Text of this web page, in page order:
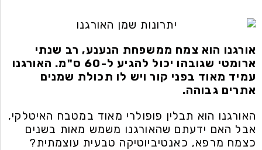
אורגנו הוא צמח ממשפחת הנענע, רב שנתי
ארומטי שגובהו יכול להגיע ל-60 ס"מ. האורגנו
עמיד מאוד בפני קור ויש לו תכולת שמנים
אתרים גבוהה.
האורגנו הוא תבלין פופולרי מאוד במטבח האיטלקי,
אבל האם ידעתם שהאורגנו משמש מאות בשנים
כצמח מרפא, כאנטיביוטיקה טבעית עוצמתית?